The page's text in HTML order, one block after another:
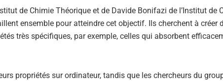
de Chimie Théorique et de Davide Bonifazi de l’Institut de
ensemble pour atteindre cet objectif. Ils cherchent à créer
très spécifiques, par exemple, celles qui absorbent
propriétés sur ordinateur, tandis que les chercheurs du